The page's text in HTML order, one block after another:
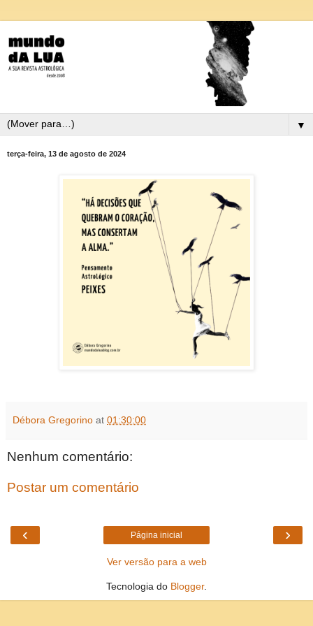
▼
terça-feira, 13 de agosto de 2024
Débora Gregorino at 01:30:00
Nenhum comentário:
Postar um comentário
‹ ›
Página inicial
Ver versão para a web
Tecnologia do Blogger.